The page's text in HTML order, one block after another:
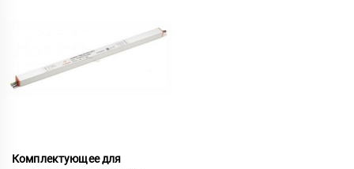
Комплектующее для